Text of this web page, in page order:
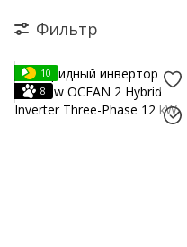
Фильтр
10
8